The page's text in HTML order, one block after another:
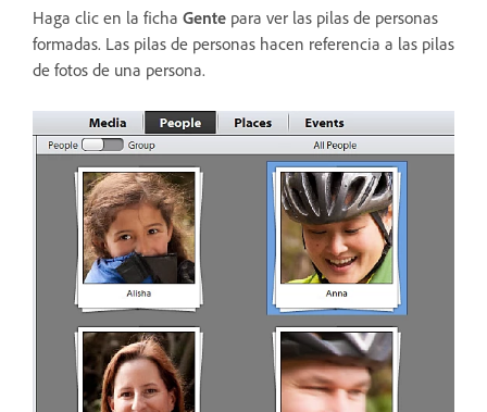
Haga clic en la ficha Gente para ver las pilas de personas
formadas. Las pilas de personas hacen referencia a las pilas
de fotos de una persona.